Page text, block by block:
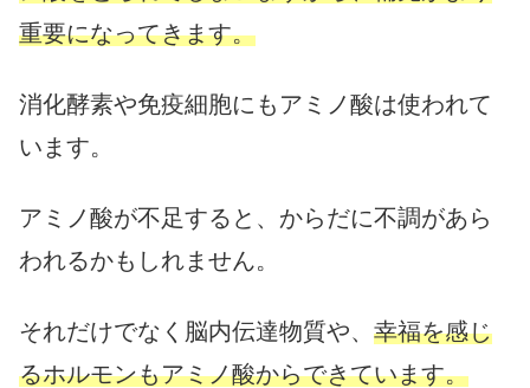
重要になってきます。
消化酵素や免疫細胞にもアミノ酸は使われて
います。
アミノ酸が不足すると、からだに不調があら
われるかもしれません。
それだけでなく脳内伝達物質や、 幸福を感じ
るホルモンもアミノ酸からできています。